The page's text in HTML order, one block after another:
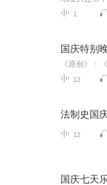
1
国庆特别
12
法制史国
12
国庆七天